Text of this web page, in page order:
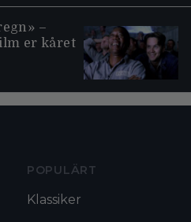
–
er kåret
POPULÄRT
Klassiker